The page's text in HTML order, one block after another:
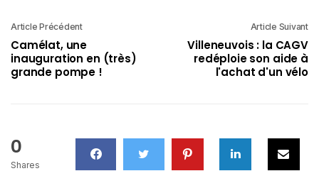
Article Précédent
Camélat, une
inauguration en (très)
grande pompe !
Article Suivant
Villeneuvois : la CAGV
redéploie son aide à
l'achat d'un vélo
0
Shares